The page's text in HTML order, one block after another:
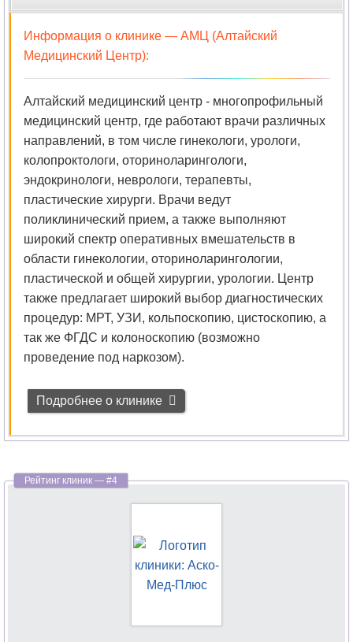
Репродуктология
Рефлексотерапия
медицинская
помощь
Сомнология
Спортивная
медицина
Стоматология
Сурдология
Терапия
ортопедия
Информация о клинике — АМЦ (Алтайский
Медицинский Центр):
Алтайский медицинский центр - многопрофильный
медицинский центр, где работают врачи различных
направлений, в том числе гинекологи, урологи,
колопроктологи, оториноларингологи,
эндокринологи, неврологи, терапевты,
пластические хирурги. Врачи ведут
поликлинический прием, а также выполняют
широкий спектр оперативных вмешательств в
области гинекологии, оториноларингологии,
пластической и общей хирургии, урологии. Центр
также предлагает широкий выбор диагностических
процедур: МРТ, УЗИ, кольпоскопию, цистоскопию, а
так же ФГДС и колоноскопию (возможно
проведение под наркозом).
Подробнее о клинике